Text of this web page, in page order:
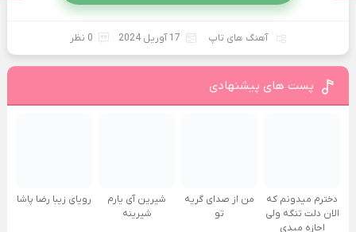
آهنگ های تاپ 17 آوریل 2024 0 نظر
پست های پیشنهادی
دخترم میدونم که
الان دلت تنگه ولی
اجازه میدی
من از صدای گريه
تو
شیرین آی یارم
شیرینه
رویای زیبا رضا پاشا